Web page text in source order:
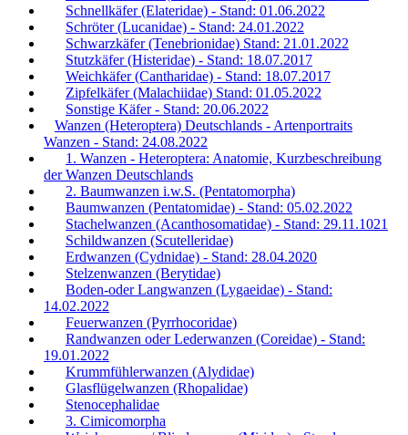
Schnellkäfer (Elateridae) - Stand: 01.06.2022
Schröter (Lucanidae) - Stand: 24.01.2022
Schwarzkäfer (Tenebrionidae) Stand: 21.01.2022
Stutzkäfer (Histeridae) - Stand: 18.07.2017
Weichkäfer (Cantharidae) - Stand: 18.07.2017
Zipfelkäfer (Malachiidae) Stand: 01.05.2022
Sonstige Käfer - Stand: 20.06.2022
Wanzen (Heteroptera) Deutschlands - Artenportraits
Wanzen - Stand: 24.08.2022
1. Wanzen - Heteroptera: Anatomie, Kurzbeschreibung
der Wanzen Deutschlands
2. Baumwanzen i.w.S. (Pentatomorpha)
Baumwanzen (Pentatomidae) - Stand: 05.02.2022
Stachelwanzen (Acanthosomatidae) - Stand: 29.11.1021
Schildwanzen (Scutelleridae)
Erdwanzen (Cydnidae) - Stand: 28.04.2020
Stelzenwanzen (Berytidae)
Boden-oder Langwanzen (Lygaeidae) - Stand:
14.02.2022
Feuerwanzen (Pyrrhocoridae)
Randwanzen oder Lederwanzen (Coreidae) - Stand:
19.01.2022
Krummfühlerwanzen (Alydidae)
Glasflügelwanzen (Rhopalidae)
Stenocephalidae
3. Cimicomorpha